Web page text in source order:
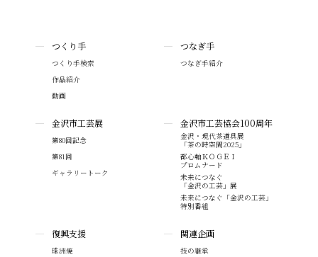
つくり手
つくり手検索
作品紹介
動画
つなぎ手
つなぎ手紹介
金沢市工芸展
第80回記念
第81回
ギャラリートーク
金沢市工芸協会100周年
金沢・現代茶道具展
「茶の時空間2025」
都心軸ＫＯＧＥＩ
プロムナード
未来につなぐ
「金沢の工芸」展
未来につなぐ「金沢の工芸」
特別番組
復興支援
珠洲焼
関連企画
技の継承